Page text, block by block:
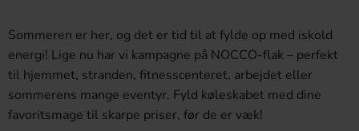
Sommeren er her, og det er tid til at fylde op med iskold
energi! Lige nu har vi kampagne på NOCCO-flak – perfekt
til hjemmet, stranden, fitnesscenteret, arbejdet eller
sommerens mange eventyr. Fyld køleskabet med dine
favoritsmage til skarpe priser, før de er væk!